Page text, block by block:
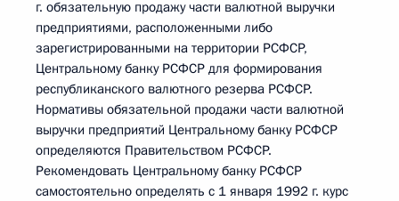
г. обязательную продажу части валютной выручки
предприятиями, расположенными либо
зарегистрированными на территории РСФСР,
Центральному банку РСФСР для формирования
республиканского валютного резерва РСФСР.
Нормативы обязательной продажи части валютной
выручки предприятий Центральному банку РСФСР
определяются Правительством РСФСР.
Рекомендовать Центральному банку РСФСР
самостоятельно определять с 1 января 1992 г. курс